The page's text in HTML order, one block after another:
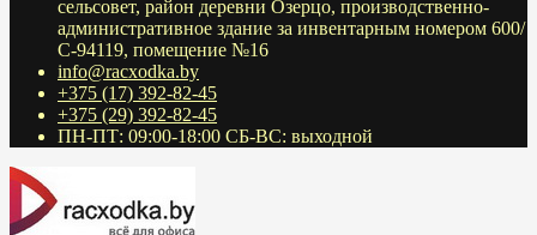
сельсовет, район деревни Озерцо, производственно-
административное здание за инвентарным номером 600/
С-94119, помещение №16
info@racxodka.by
+375 (17) 392-82-45
+375 (29) 392-82-45
ПН-ПТ: 09:00-18:00 СБ-ВС: выходной